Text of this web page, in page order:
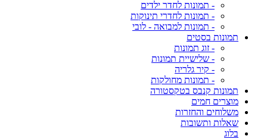
- תמונות לחדר ילדים
- תמונות לחדרי תינוקות
- תמונות למבואה - לובי
תמונות בסטים
- זוג תמונות
- שלישיית תמונות
- קיר גלריה
- תמונות מחולקות
תמונות קנבס בטקסטורה
מוצרים חמים
משלוחים והחזרות
שאלות ותשובות
בלוג